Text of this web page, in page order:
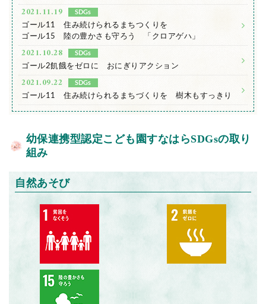
2021.11.19 SDGs
ゴール11 住み続けられるまちつくりを
ゴール15 陸の豊かさも守ろう 「クロアゲハ」
2021.10.28 SDGs
ゴール2飢餓をゼロに おにぎりアクション
2021.09.22 SDGs
ゴール11 住み続けられるまちづくりを 樹木もすっきり
幼保連携型認定こども園すなはらSDGsの取り
組み
自然あそび